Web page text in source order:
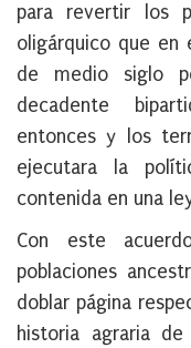
para revertir los
oligárquico que en
de medio siglo
decadente
entonces y los
ejecutara la
contenida en una
Con este
poblaciones
doblar página
historia agraria